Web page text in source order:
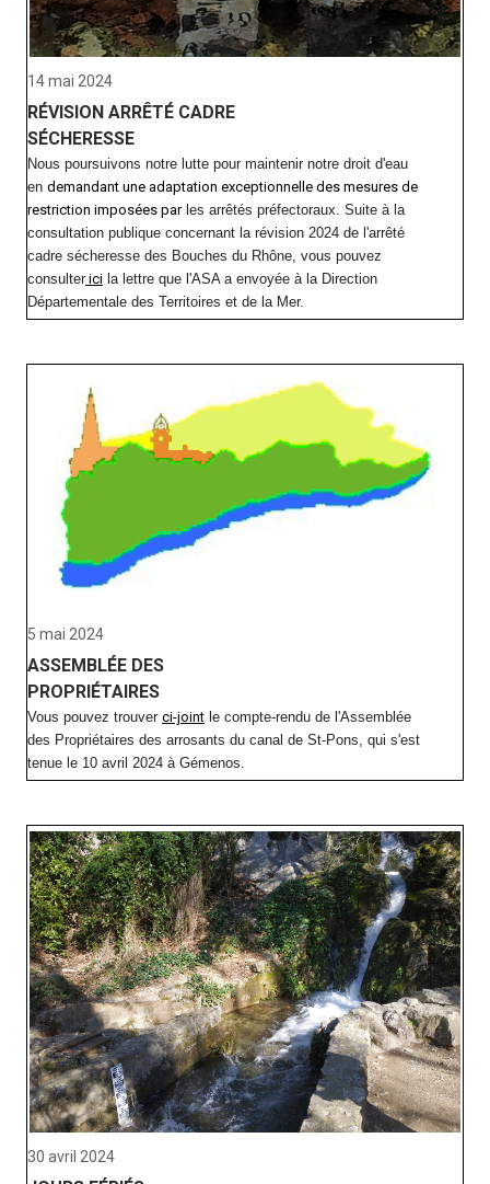
14 mai 2024
RÉVISION ARRÊTÉ CADRE
SÉCHERESSE
Nous poursuivons notre lutte pour maintenir notre droit d'eau
en demandant une adaptation exceptionnelle des mesures de
restriction imposées parles arrêtés préfectoraux . Suite à la
consultation publique concernant la révision 2024 de l'arrêté
cadre sécheresse des Bouches du Rhône, vous pouvez
consulter ici la lettre que l'ASA a envoyée à la Direction
Départementale des Territoires et de la Mer.
5 mai 2024
ASSEMBLÉE DES
PROPRIÉTAIRES
Vous pouvez trouver ci-joint le compte-rendu de l'Assemblée
des Propriétaires des arrosants du canal de St-Pons, qui s'est
tenue le 10 avril 2024 à Gémenos.
30 avril 2024